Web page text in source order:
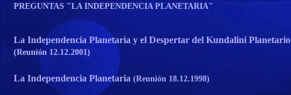
PREGUNTAS "LA INDEPENDENCIA PLANETARIA"
La Independencia Planetaria y el Despertar del Kundalini Planetario
(Reunión 12.12.2001)
La Independencia Planetaria (Reunión 18.12.1998)